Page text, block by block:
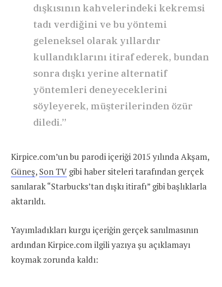
dışkısının kahvelerindeki kekremsi
tadı verdiğini ve bu yöntemi
geleneksel olarak yıllardır
kullandıklarını itiraf ederek, bundan
sonra dışkı yerine alternatif
yöntemleri deneyeceklerini
söyleyerek, müşterilerinden özür
diledi.”
Kirpice.com’un bu parodi içeriği 2015 yılında Akşam,
Güneş, Son TV gibi haber siteleri tarafından gerçek
sanılarak “Starbucks’tan dışkı itirafı” gibi başlıklarla
aktarıldı.
Yayımladıkları kurgu içeriğin gerçek sanılmasının
ardından Kirpice.com ilgili yazıya şu açıklamayı
koymak zorunda kaldı: